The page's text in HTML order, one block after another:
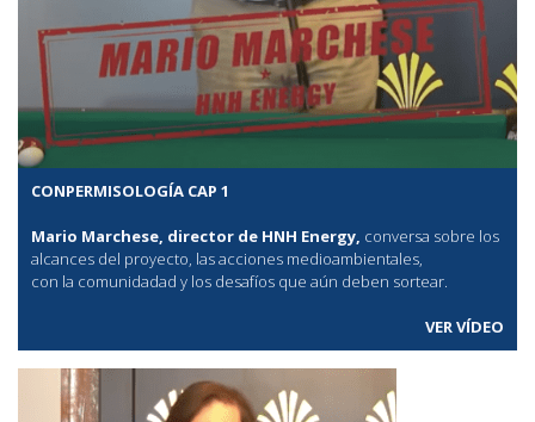
CONPERMISOLOGÍA CAP 1
Mario Marchese, director de HNH Energy, conversa sobre los
alcances del proyecto, las acciones medioambientales,
con la comunidadad y los desafíos que aún deben sortear.
VER VÍDEO